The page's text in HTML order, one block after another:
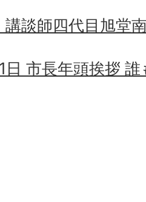
談師四代目旭堂
日 市長年頭挨拶